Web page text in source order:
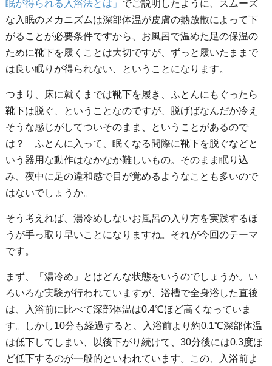
眠が得られる入浴法とは」 でご説明したように、スムーズ
な入眠のメカニズムは深部体温が皮膚の熱放散によって下
がることが必要条件ですから、お風呂で温めた足の保温の
ために靴下を履くことは大切ですが、ずっと履いたままで
は良い眠りが得られない、ということになります。
つまり、床に就くまでは靴下を履き、ふとんにもぐったら
靴下は脱ぐ、ということなのですが、脱げばなんだか冷え
そうな感じがしてついそのまま、ということがあるので
は？ ふとんに入って、眠くなる間際に靴下を脱ぐなどと
いう器用な動作はなかなか難しいもの。そのまま眠り込
み、夜中に足の違和感で目が覚めるようなことも多いので
はないでしょうか。
そう考えれば、湯冷めしないお風呂の入り方を実践するほ
うが手っ取り早いことになりますね。それが今回のテーマ
です。
まず、「湯冷め」とはどんな状態をいうのでしょうか。い
ろいろな実験が行われていますが、浴槽で全身浴した直後
は、入浴前に比べて深部体温は0.4℃ほど高くなっていま
す。しかし10分も経過すると、入浴前より約0.1℃深部体温
は低下してしまい、以後下がり続けて、30分後には0.3度ほ
ど低下するのが一般的といわれています。この、入浴前よ